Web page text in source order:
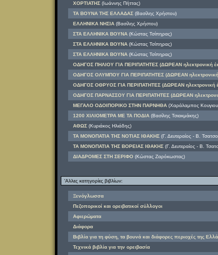
ΧΟΡΤΙΑΤΗΣ(Ιωάννης Πήττας)
ΤΑ ΒΟΥΝΑ ΤΗΣ ΕΛΛΑΔΑΣ(Βασίλης Χρήστου)
ΕΛΛΗΝΙΚΑ ΝΗΣΙΑ(Βασίλης Χρήστου)
ΣΤΑ ΕΛΛΗΝΙΚΑ ΒΟΥΝΑ(Κώστας Τσίπηρας)
ΣΤΑ ΕΛΛΗΝΙΚΑ ΒΟΥΝΑ(Κώστας Τσίπηρας)
ΣΤΑ ΕΛΛΗΝΙΚΑ ΒΟΥΝΑ(Κώστας Τσίπηρας)
ΟΔΗΓΟΣ ΠΗΛΙΟΥ ΓΙΑ ΠΕΡΙΠΑΤΗΤΕΣ (ΔΩΡΕΑΝ ηλεκτρονική
ΟΔΗΓΟΣ ΟΛΥΜΠΟΥ ΓΙΑ ΠΕΡΙΠΑΤΗΤΕΣ (ΔΩΡΕΑΝ
ΟΔΗΓΟΣ ΟΘΡΥΟΣ ΓΙΑ ΠΕΡΙΠΑΤΗΤΕΣ (ΔΩΡΕΑΝ ηλεκτρονική
ΟΔΗΓΟΣ ΠΑΡΝΑΣΣΟΥ ΓΙΑ ΠΕΡΙΠΑΤΗΤΕΣ (ΔΩΡΕΑΝ
ΜΕΓΑΛΟ ΟΔΟΙΠΟΡΙΚΟ ΣΤΗΝ ΠΑΡΝΗΘΑ(Χαράλαμπος
1200 ΧΙΛΙΟΜΕΤΡΑ ΜΕ ΤΑ ΠΟΔΙΑ(Βασίλης Τσιακμάκης)
ΑΘΩΣ(Κυριάκος Ηλιάδης)
ΤΑ ΜΟΝΟΠΑΤΙΑ ΤΗΣ ΝΟΤΙΑΣ ΙΘΑΚΗΣ(Γ. Δευτεραίος - Β.
ΤΑ ΜΟΝΟΠΑΤΙΑ ΤΗΣ ΒΟΡΕΙΑΣ ΙΘΑΚΗΣ(Γ. Δευτεραίος - Β.
ΔΙΑΔΡΟΜΕΣ ΣΤΗ ΣΕΡΙΦΟ(Κώστας Ζαρόκωστας)
'Αλλες κατηγορίες βιβλίων:
Ξενόγλωσσα
Πεζοπορικοί και ορειβατικοί σύλλογοι
Αφιερώματα
Διάφορα
Βιβλία για τη φύση, τα βουνά και διάφορες περιοχές της
Τεχνικά βιβλία για την ορειβασία